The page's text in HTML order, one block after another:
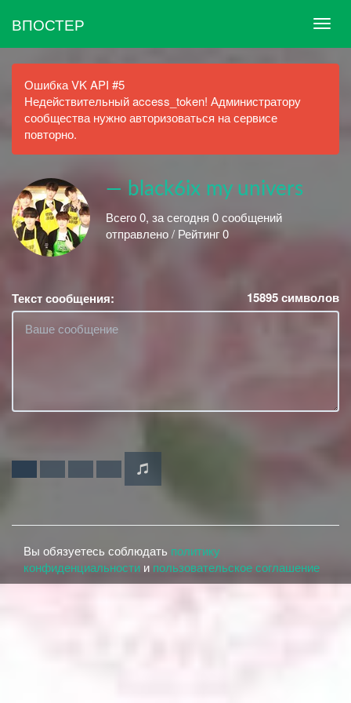
ВПОСТЕР
Ошибка VK API #5
Недействительный access_token! Администратору
сообщества нужно авторизоваться на сервисе
повторно.
— black6ix my univers
Всего 0, за сегодня 0 сообщений
отправлено / Рейтинг 0
Текст сообщения: 15895символов
Вы обязуетесь соблюдать политику
конфиденциальности и пользовательское соглашение